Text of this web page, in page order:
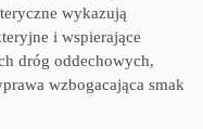
wykazują
i wspierające
dróg oddechowych,
wzbogacająca smak